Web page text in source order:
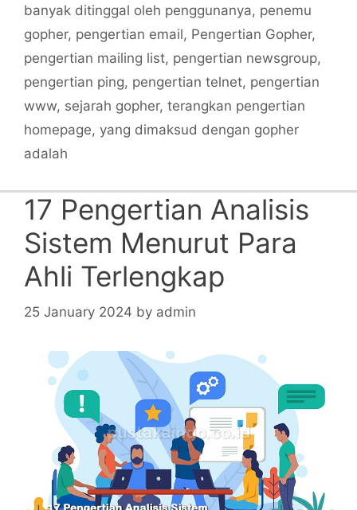
banyak ditinggal oleh penggunanya, penemu
gopher, pengertian email, Pengertian Gopher,
pengertian mailing list, pengertian newsgroup,
pengertian ping, pengertian telnet, pengertian
www, sejarah gopher, terangkan pengertian
homepage, yang dimaksud dengan gopher
adalah
17 Pengertian Analisis
Sistem Menurut Para
Ahli Terlengkap
25 January 2024 by admin